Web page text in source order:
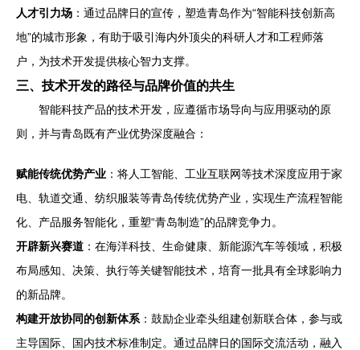
人才引力场 ：通过品牌日的宣传，塑造青岛作为“智能科技创新高
地”的城市形象，有助于吸引海内外顶尖的科研人才和工程师落
户，为技术开发提供核心智力支撑。
三、技术开发的路径与品牌价值的共生
智能科技产品的技术开发，应遵循市场导向与应用驱动的原
则，并与青岛既有产业优势深度融合：
赋能传统优势产业 ：将人工智能、工业互联网等技术深度应用于家
电、轨道交通、纺织服装等青岛传统优势产业，实现生产流程智能
化、产品服务智能化，重塑“青岛制造”的品牌竞争力。
开辟新兴赛道 ：在海洋科技、生命健康、新能源汽车等领域，积极
布局感知、决策、执行等关键智能技术，培育一批具有全球影响力
的新品牌。
构建开放协同的创新体系 ：鼓励企业牵头组建创新联合体，参与或
主导国际、国内技术标准制定。通过品牌日的国际交流活动，融入